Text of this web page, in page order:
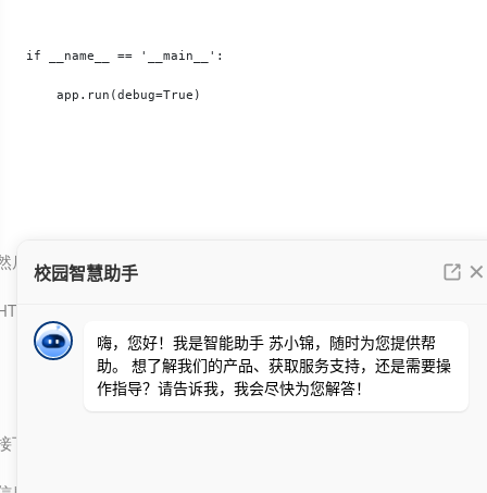
if __name__ == '__main__':
app.run(debug=True)
后，你需要一个templates文件夹，里面放个index.html。这个
可以写点简单的页面结构，比如标题和一些服务说明。
下来，我们再提一下Word。有时候，服务大厅可能需要导出一些